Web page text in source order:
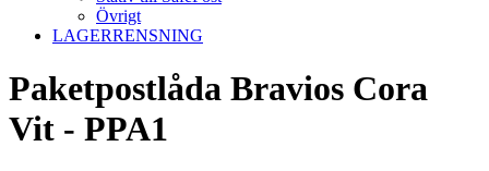
Övrigt
LAGERRENSNING
Paketpostlåda Bravios Cora
Vit - PPA1